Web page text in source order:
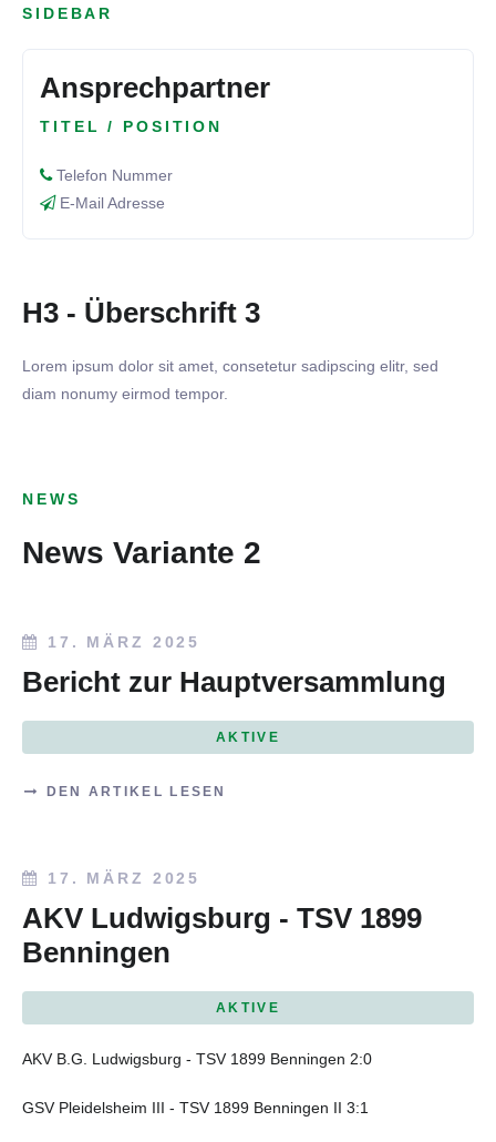
SIDEBAR
Ansprechpartner
TITEL / POSITION
Telefon Nummer
E-Mail Adresse
H3 - Überschrift 3
Lorem ipsum dolor sit amet, consetetur sadipscing elitr, sed
diam nonumy eirmod tempor.
NEWS
News Variante 2
17. MÄRZ 2025
Bericht zur Hauptversammlung
AKTIVE
DEN ARTIKEL LESEN
17. MÄRZ 2025
AKV Ludwigsburg - TSV 1899
Benningen
AKTIVE
AKV B.G. Ludwigsburg - TSV 1899 Benningen 2:0
GSV Pleidelsheim III - TSV 1899 Benningen II 3:1